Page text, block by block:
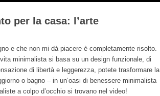
per la casa: l’arte
e che non mi dà piacere è completamente risolto.
minimalista si basa su un design funzionale, di
di libertà e leggerezza, potete trasformare la
o bagno – in un’oasi di benessere minimalista
a colpo d’occhio si trovano nel video!